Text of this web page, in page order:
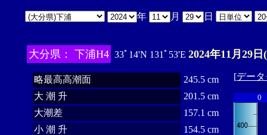
年 月 日
大分県： 下浦H4 33ﾟ14'N 131ﾟ53'E 2024年11月29日
略最高高潮面
245.5 cm
大 潮 升
201.5 cm
大潮差
157.1 cm
小 潮 升
154.5 cm
[デー
0